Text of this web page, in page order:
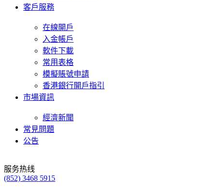
客戶服務
在線開戶
入金帳戶
軟件下載
常用表格
模擬賬號申請
香港銀行開戶指引
市場資訊
經濟新聞
常見問題
公告
服务热线
(852) 3468 5915